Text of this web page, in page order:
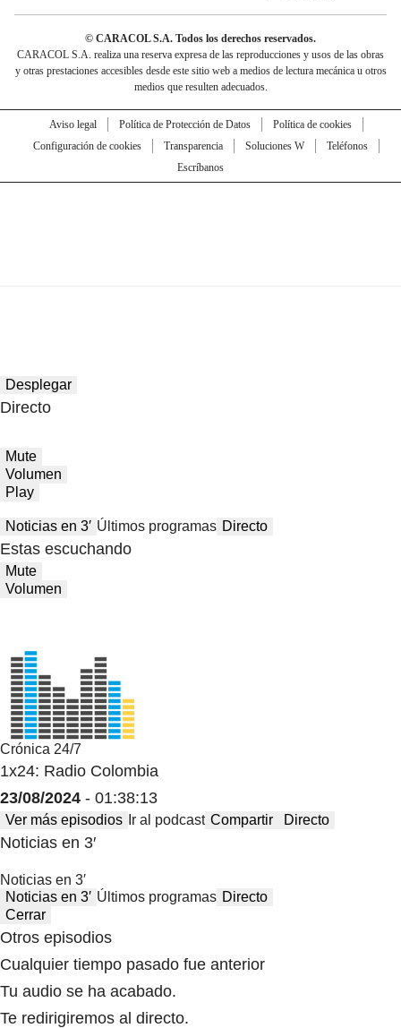
© CARACOL S.A. Todos los derechos reservados.
CARACOL S.A. realiza una reserva expresa de las reproducciones y usos de las obras
y otras prestaciones accesibles desde este sitio web a medios de lectura mecánica u otros
medios que resulten adecuados.
Aviso legal Política de Protección de Datos
Política de cookies
Configuración de cookies
Transparencia Soluciones W
Teléfonos
Escríbanos
Desplegar
Directo
Mute
Volumen
Play
Noticias en 3′ Últimos programas Directo
Estas escuchando
Mute
Volumen
Crónica 24/7
1x24: Radio Colombia
23/08/2024 - 01:38:13
Ver más episodios Ir al podcast Compartir Directo
Noticias en 3′
Noticias en 3′
Noticias en 3′ Últimos programas Directo
Cerrar
Otros episodios
Cualquier tiempo pasado fue anterior
Tu audio se ha acabado.
Te redirigiremos al directo.